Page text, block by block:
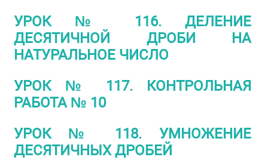
УРОК № 116. ДЕЛЕНИЕ
ДЕСЯТИЧНОЙ ДРОБИ НА
НАТУРАЛЬНОЕ ЧИСЛО
УРОК № 117. КОНТРОЛЬНАЯ
РАБОТА № 10
УРОК № 118. УМНОЖЕНИЕ
ДЕСЯТИЧНЫХ ДРОБЕЙ